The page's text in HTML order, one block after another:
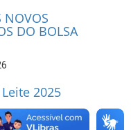
NOVOS
DO BOLSA
2025
2025